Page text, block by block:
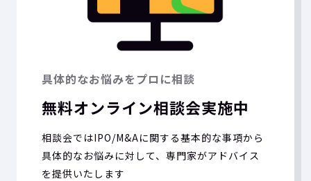
具体的なお悩みをプロに相談
無料オンライン相談会実施中
相談会ではIPO/M&Aに関する基本的な事項から
具体的なお悩みに対して、専門家がアドバイス
を提供いたします